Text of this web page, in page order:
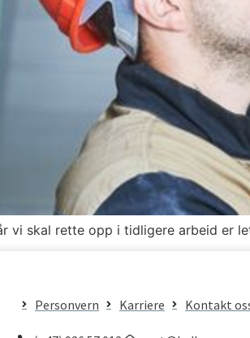
vi skal rette opp i tidligere arbeid er
Personvern Karriere Kontakt